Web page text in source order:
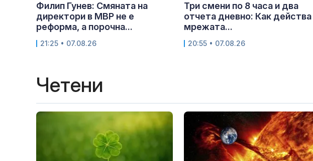
Филип Гунев: Смяната на
директори в МВР не е
реформа, а порочна...
21:25 • 07.08.26
Три смени по 8 часа и два
отчета дневно: Как действа
мрежата...
20:55 • 07.08.26
Четени